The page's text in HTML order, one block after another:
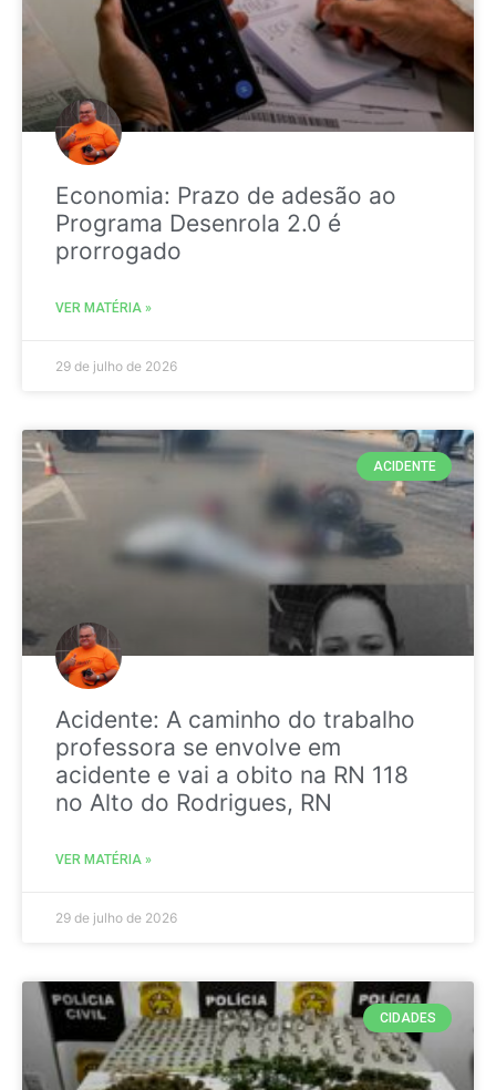
Economia: Prazo de adesão ao
Programa Desenrola 2.0 é
prorrogado
VER MATÉRIA »
29 de julho de 2026
ACIDENTE
Acidente: A caminho do trabalho
professora se envolve em
acidente e vai a obito na RN 118
no Alto do Rodrigues, RN
VER MATÉRIA »
29 de julho de 2026
CIDADES